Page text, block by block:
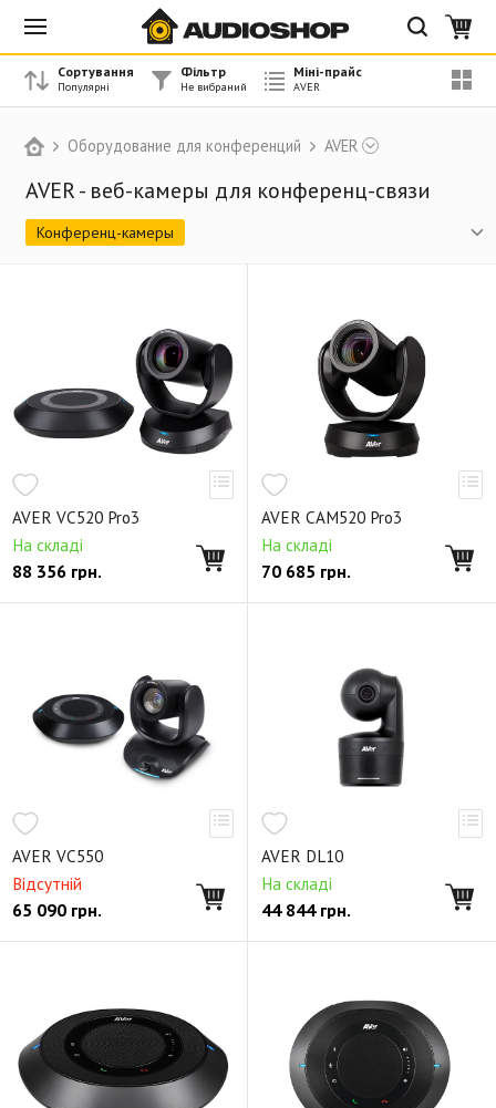
Оборудование для конференций AVER
AVER - веб-камеры для конференц-связи
Конференц-камеры
AVER VC520 Pro3
На складі
88 356 грн.
AVER CAM520 Pro3
На складі
70 685 грн.
AVER VC550
Відсутній
65 090 грн.
AVER DL10
На складі
44 844грн.
Сортування Фільтр Міні-прайс